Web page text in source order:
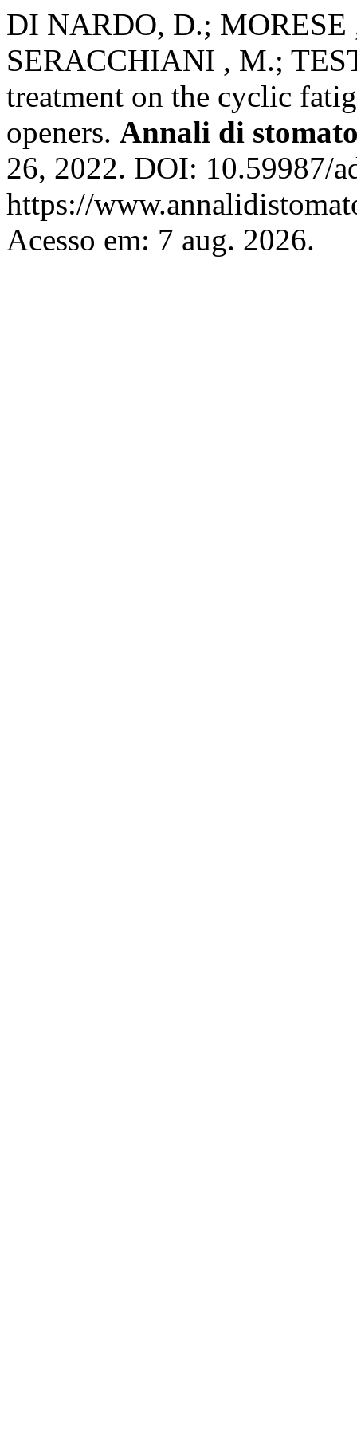
DI NARDO, D.; MORESE
SERACCHIANI , M.;
treatment on the cyclic
openers. Annali di
26, 2022. DOI: 10.59987/
https://
Acesso em: 7 aug. 2026.